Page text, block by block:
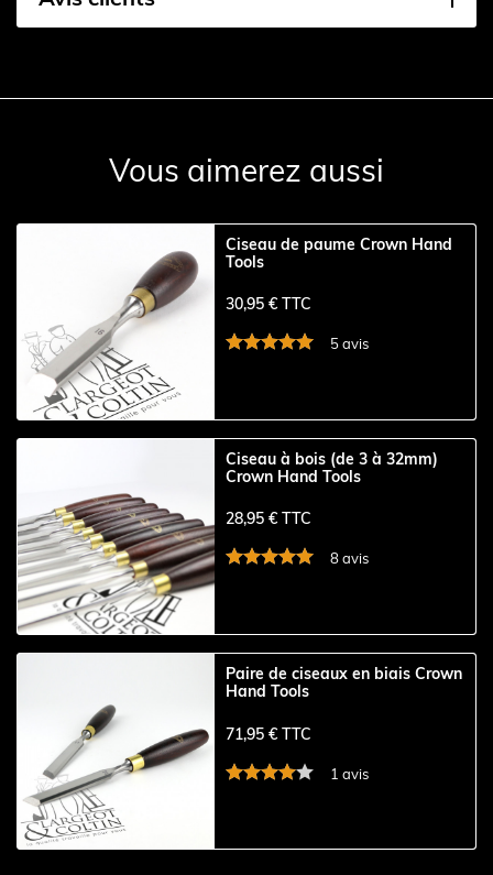
Vous aimerez aussi
Ciseau de paume Crown Hand
Tools
30,95 € TTC
5 avis
Ciseau à bois (de 3 à 32mm)
Crown Hand Tools
28,95 € TTC
8 avis
Paire de ciseaux en biais Crown
Hand Tools
71,95 € TTC
1 avis